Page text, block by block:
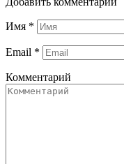
Имя *
Email *
Комментарий